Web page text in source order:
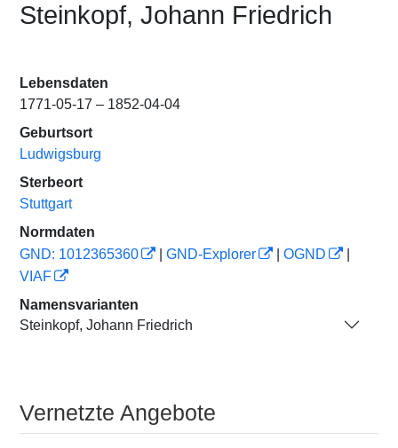
Steinkopf, Johann Friedrich
Lebensdaten
1771-05-17 – 1852-04-04
Geburtsort
Ludwigsburg
Sterbeort
Stuttgart
Normdaten
GND: 1012365360
GND-Explorer OGND
VIAF
Namensvarianten
Steinkopf, Johann Friedrich
Vernetzte Angebote